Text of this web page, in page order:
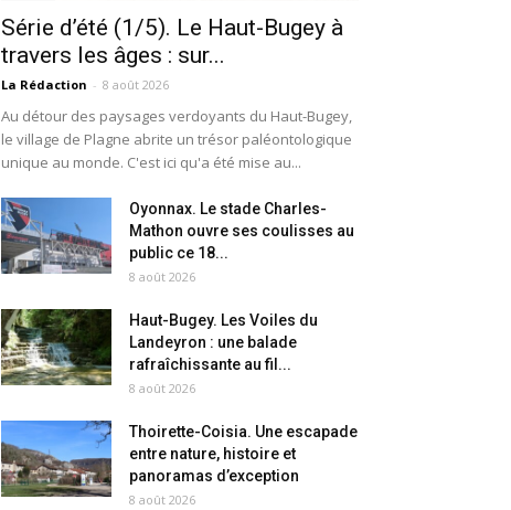
Série d’été (1/5). Le Haut-Bugey à
travers les âges : sur...
La Rédaction - 8 août 2026
Au détour des paysages verdoyants du Haut-Bugey,
le village de Plagne abrite un trésor paléontologique
unique au monde. C'est ici qu'a été mise au...
Oyonnax. Le stade Charles-
Mathon ouvre ses coulisses au
public ce 18...
8 août 2026
Haut-Bugey. Les Voiles du
Landeyron : une balade
rafraîchissante au fil...
8 août 2026
Thoirette-Coisia. Une escapade
entre nature, histoire et
panoramas d’exception
8 août 2026